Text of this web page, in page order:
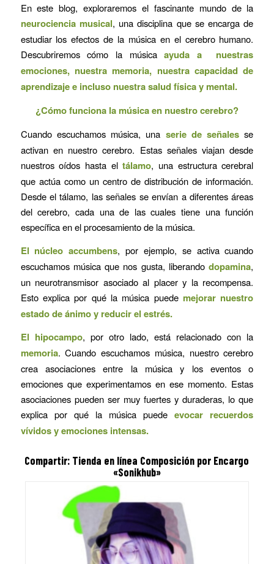
En este blog, exploraremos el fascinante mundo de la
neurociencia musical, una disciplina que se encarga de
estudiar los efectos de la música en el cerebro humano.
Descubriremos cómo la músicaayuda a nuestras
emociones, nuestra memoria, nuestra capacidad de
aprendizaje e incluso nuestra salud física y mental.
¿Cómo funciona la música en nuestro cerebro?
Cuando escuchamos música, una serie de señales se
activan en nuestro cerebro. Estas señales viajan desde
nuestros oídos hasta eltálamo, una estructura cerebral
que actúa como un centro de distribución de información.
Desde el tálamo, las señales se envían a diferentes áreas
del cerebro, cada una de las cuales tiene una función
específica en el procesamiento de la música.
El núcleo accumbens, por ejemplo, se activa cuando
escuchamos música que nos gusta, liberandodopamina,
un neurotransmisor asociado al placer y la recompensa.
Esto explica por qué la música puede mejorar nuestro
estado de ánimo y reducir el estrés.
El hipocampo, por otro lado, está relacionado con la
memoria. Cuando escuchamos música, nuestro cerebro
crea asociaciones entre la música y los eventos o
emociones que experimentamos en ese momento. Estas
asociaciones pueden ser muy fuertes y duraderas, lo que
explica por qué la música puedeevocar recuerdos
vívidos y emociones intensas.
Compartir: Tienda en línea Composición por Encargo
«Sonikhub»